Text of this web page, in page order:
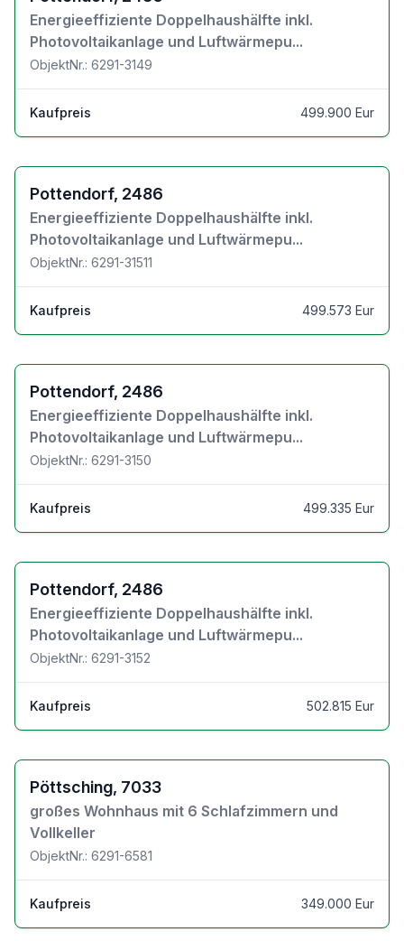
Energieeffiziente Doppelhaushälfte inkl.
Photovoltaikanlage und Luftwärmepu...
ObjektNr.: 6291-3149
Kaufpreis 499.900 Eur
Zu den Objektdetails
Pottendorf, 2486
Energieeffiziente Doppelhaushälfte inkl.
Photovoltaikanlage und Luftwärmepu...
ObjektNr.: 6291-31511
Kaufpreis 499.573 Eur
Zu den Objektdetails
Pottendorf, 2486
Energieeffiziente Doppelhaushälfte inkl.
Photovoltaikanlage und Luftwärmepu...
ObjektNr.: 6291-3150
Kaufpreis 499.335 Eur
Zu den Objektdetails
Pottendorf, 2486
Energieeffiziente Doppelhaushälfte inkl.
Photovoltaikanlage und Luftwärmepu...
ObjektNr.: 6291-3152
Kaufpreis 502.815 Eur
Zu den Objektdetails
Pöttsching, 7033
großes Wohnhaus mit 6 Schlafzimmern und
Vollkeller
ObjektNr.: 6291-6581
Kaufpreis 349.000 Eur